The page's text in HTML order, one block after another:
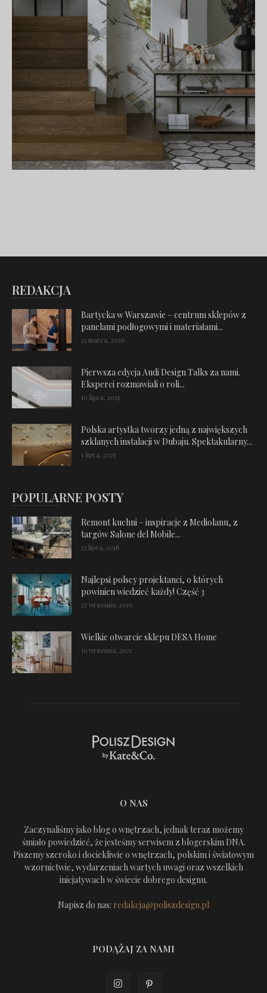
REDAKCJA
Bartycka w Warszawie – centrum sklepów z
panelami podłogowymi i materiałami...
23 marca, 2026
Pierwsza edycja Audi Design Talks za nami.
Eksperci rozmawiali o roli...
10 lipca, 2025
Polska artystka tworzy jedną z największych
szklanych instalacji w Dubaju. Spektakularny...
1 lipca, 2025
POPULARNE POSTY
Remont kuchni – inspiracje z Mediolanu, z
targów Salone del Mobile...
23 lipca, 2018
Najlepsi polscy projektanci, o których
powinien wiedzieć każdy! Część 3
27 września, 2019
Wielkie otwarcie sklepu DESA Home
19 września, 2021
O NAS
Zaczynaliśmy jako blog o wnętrzach, jednak teraz możemy
śmiało powiedzieć, że jesteśmy serwisem z blogerskim DNA.
Piszemy szeroko i dociekliwie o wnętrzach, polskim i światowym
wzornictwie, wydarzeniach wartych uwagi oraz wszelkich
inicjatywach w świecie dobrego designu.
Napisz do nas: redakcja@poliszdesign.pl
PODĄŻAJ ZA NAMI